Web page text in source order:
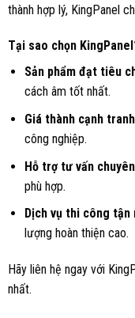
thành hợp lý, KingPanel
Tại sao chọn
Sản phẩm đạt tiêu
cách âm tốt nhất.
Giá thành cạnh tranh
công nghiệp.
Hỗ trợ tư vấn
phù hợp.
Dịch vụ thi công tận
lượng hoàn thiện cao.
Hãy liên hệ ngay với
nhất.